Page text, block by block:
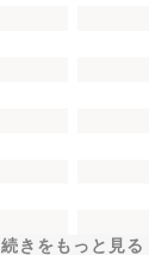
続きをもっと見る